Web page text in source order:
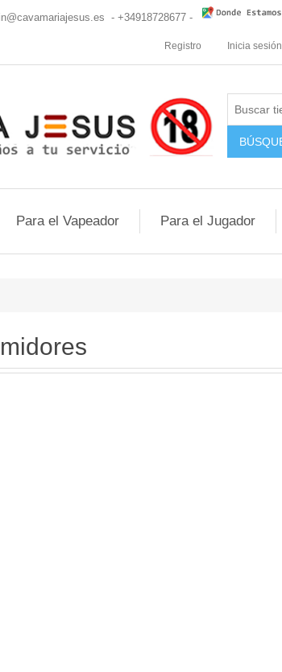
- +34918728677 -
Registro Inicia sesión
Para el Vapeador Para el Jugador